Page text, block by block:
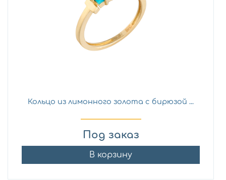
Кольцо из лимонного золота с бирюзой ...
Под заказ
В корзину